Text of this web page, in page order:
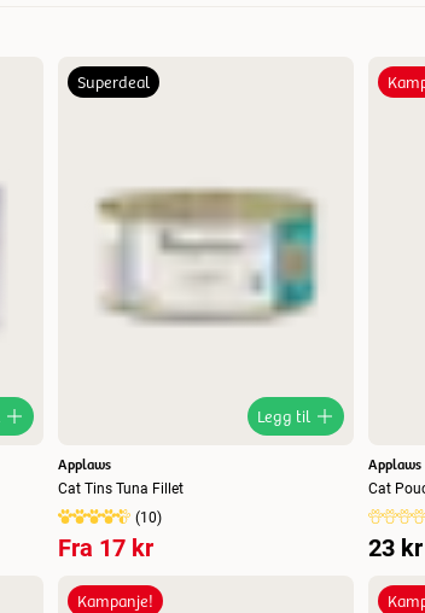
Lavest pris
Tilbud
Superdeal
Legg til
Applaws
Cat Tins Tuna Fillet
(10)
Fra 17 kr
Applaws
Cat
23 kr
Kampanje!